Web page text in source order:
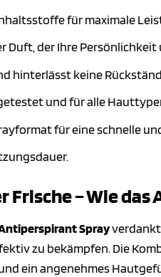
für maximale
Duft, der Ihre
hinterlässt keine
und für alle
für eine schnelle
Frische – Wie
Spray
zu bekämpfen. Die
ein angenehmes